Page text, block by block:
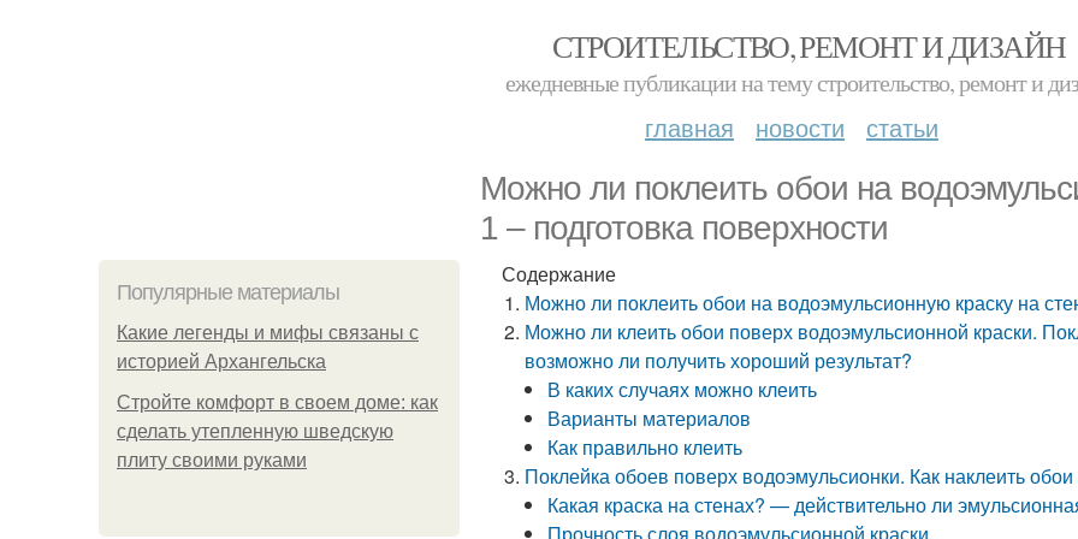
СТРОИТЕЛЬСТВО, РЕМОНТ И ДИЗАЙН
ежедневные публикации на тему строительство, ремонт и
главная новости статьи
Можно ли поклеить обои на
1 – подготовка поверхности
Популярные материалы
Какие легенды и мифы связаны с
историей Архангельска
Стройте комфорт в своем доме: как
сделать утепленную шведскую
плиту своими руками
Содержание
Можно ли поклеить обои на водоэмульсионную краску на
Можно ли клеить обои поверх водоэмульсионной краски.
возможно ли получить хороший результат?
В каких случаях можно клеить
Варианты материалов
Как правильно клеить
Поклейка обоев поверх водоэмульсионки. Как наклеить
Какая краска на стенах? — действительно ли